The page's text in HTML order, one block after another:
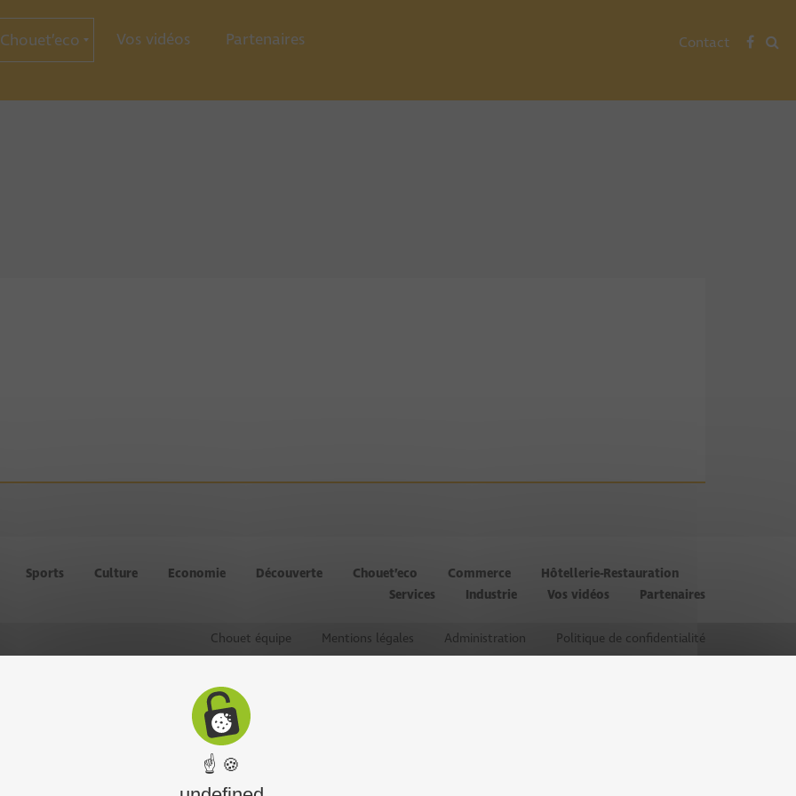
Chouet’eco Vos vidéos Partenaires Contact
Sports Culture Economie Découverte Chouet’eco Commerce
Hôtellerie-Restauration
Services
Industrie Vos vidéos Partenaires
Chouet équipe Mentions légales Administration Politique de confidentialité
☝ 🍪